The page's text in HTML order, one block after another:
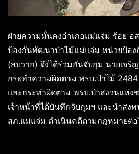
ฝ่ายความมั่นคงอำเภอแม่แจ่ม ร้อย อ
ป้องกันพัฒนาป่าไม้แม่แจ่ม หน่วยป้อง
(สบวาก) จึงได้ร่วมกันจับกุม นายเจริ
กระทำความผิดตาม พรบ.ป่าไม้
และกระทำผิดตาม พรบ.ป่าสงวนแห่ง
เจ้าหน้าที่ได้บันทึกจับกุมฯ และนำส่ง
สภ.แม่แจ่ม ดำเนินคดีตามกฎหมายต่อ